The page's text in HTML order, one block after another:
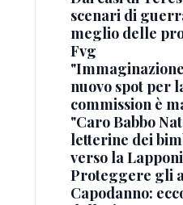
scenari di
meglio delle
Fvg
nuovo spot per
commission è
"Caro Babbo
letterine dei
verso la
Proteggere gli
Capodanno: